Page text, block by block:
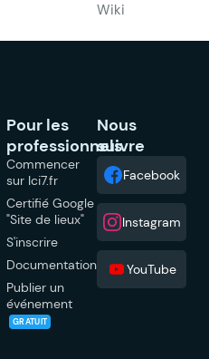
Wiki
Pour les
professionnels
Commencer
sur Ici7.fr
Certifié Google
"Site de lieux"
S'inscrire
Documentation
Publier un
événement
GRATUIT
Nous
suivre
Facebook
Instagram
YouTube